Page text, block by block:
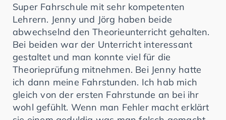
Super Fahrschule mit sehr kompetenten
Lehrern. Jenny und Jörg haben beide
abwechselnd den Theorieunterricht gehalten.
Bei beiden war der Unterricht interessant
gestaltet und man konnte viel für die
Theorieprüfung mitnehmen. Bei Jenny hatte
ich dann meine Fahrstunden. Ich hab mich
gleich von der ersten Fahrstunde an bei ihr
wohl gefühlt. Wenn man Fehler macht erklärt